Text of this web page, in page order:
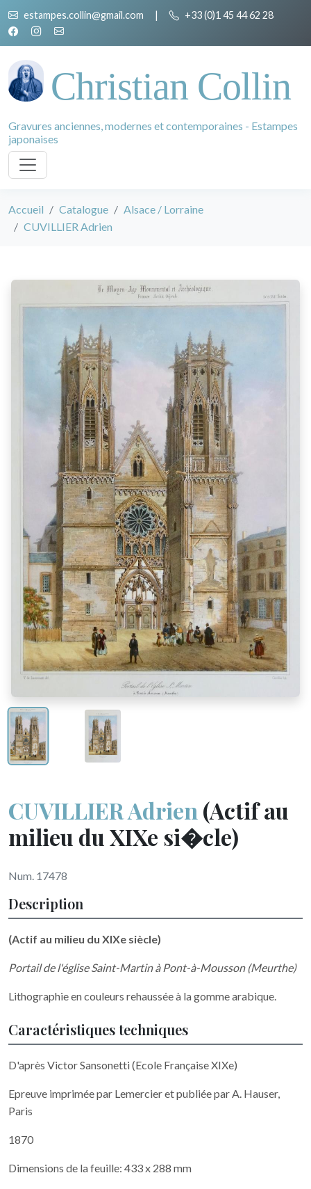
estampes.collin@gmail.com | +33 (0)1 45 44 62 28
Christian Collin
Gravures anciennes, modernes et contemporaines - Estampes
japonaises
Accueil Catalogue
Alsace / Lorraine
CUVILLIER Adrien
CUVILLIER Adrien (Actif au
milieu du XIXe si�cle)
Num. 17478
Description
(Actif au milieu du XIXe siècle)
Portail de l'église Saint-Martin à Pont-à-Mousson (Meurthe)
Lithographie en couleurs rehaussée à la gomme arabique.
Caractéristiques techniques
D'après Victor Sansonetti (Ecole Française XIXe)
Epreuve imprimée par Lemercier et publiée par A. Hauser,
Paris
1870
Dimensions de la feuille: 433 x 288 mm